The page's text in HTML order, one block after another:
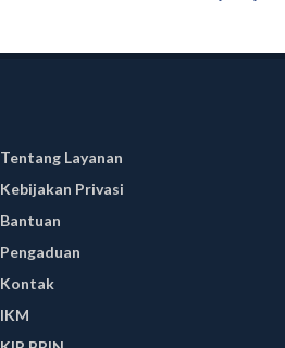
Tentang Layanan
Kebijakan Privasi
Bantuan
Pengaduan
Kontak
IKM